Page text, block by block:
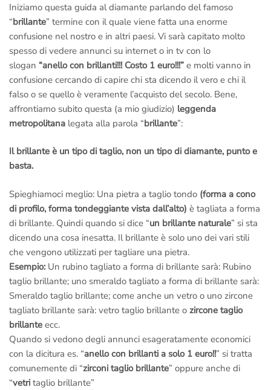
Iniziamo questa guida al diamante parlando del famoso
“brillante” termine con il quale viene fatta una enorme
confusione nel nostro e in altri paesi. Vi sarà capitato molto
spesso di vedere annunci su internet o in tv con lo
slogan “anello con brillanti!!! Costo 1 euro!!!” e molti vanno in
confusione cercando di capire chi sta dicendo il vero e chi il
falso o se quello è veramente l’acquisto del secolo. Bene,
affrontiamo subito questa (a mio giudizio) leggenda
metropolitana legata alla parola “brillante”:
Il brillante è un tipo di taglio, non un tipo di diamante, punto e
basta.
Spieghiamoci meglio: Una pietra a taglio tondo (forma a cono
di profilo, forma tondeggiante vista dall’alto) è tagliata a forma
di brillante. Quindi quando si dice “un brillante naturale” si sta
dicendo una cosa inesatta. Il brillante è solo uno dei vari stili
che vengono utilizzati per tagliare una pietra.
Esempio: Un rubino tagliato a forma di brillante sarà: Rubino
taglio brillante; uno smeraldo tagliato a forma di brillante sarà:
Smeraldo taglio brillante; come anche un vetro o uno zircone
tagliato brillante sarà: vetro taglio brillante o zircone taglio
brillante ecc.
Quando si vedono degli annunci esageratamente economici
con la dicitura es. “anello con brillanti a solo 1 euro!!” si tratta
comunemente di “zirconi taglio brillante” oppure anche di
“vetri taglio brillante”